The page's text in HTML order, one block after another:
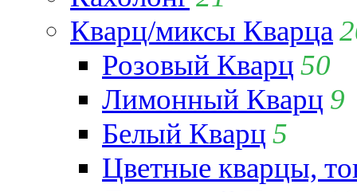
Кварц/миксы Кварца
Розовый Кварц 50
Лимонный Кварц 9
Белый Кварц 5
Цветные кварцы,